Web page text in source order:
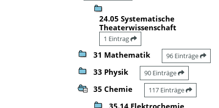
24.05 Systematische
Theaterwissenschaft
1 Eintrag
31 Mathematik 96 Einträge
33 Physik 90 Einträge
35 Chemie 117 Einträge
35.14 Elektrochemie